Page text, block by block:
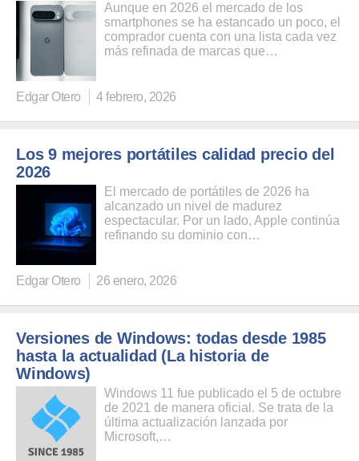
Aunque en 2026 el mercado de los
smartphones se ha estancado un poco, el
comprador cuenta con una lista cada vez
más refinada de marcas que…
Edgar Otero 4 febrero, 2026
Los 9 mejores portátiles calidad precio del
2026
El mercado de portátiles de 2026 ha
alcanzado un nivel de madurez
espectacular. Por un lado, Apple continúa
refinando su dominio con…
Edgar Otero 26 enero, 2026
Versiones de Windows: todas desde 1985
hasta la actualidad (La historia de
Windows)
Windows 11 fue publicado el 5 de octubre
de 2021 de manera oficial. Se trata de la
última actualización lanzada por
Microsoft,…